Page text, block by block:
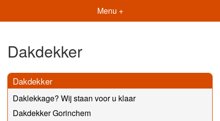
Menu +
Dakdekker
Dakdekker
Daklekkage? Wij staan voor u klaar
Dakdekker Gorinchem